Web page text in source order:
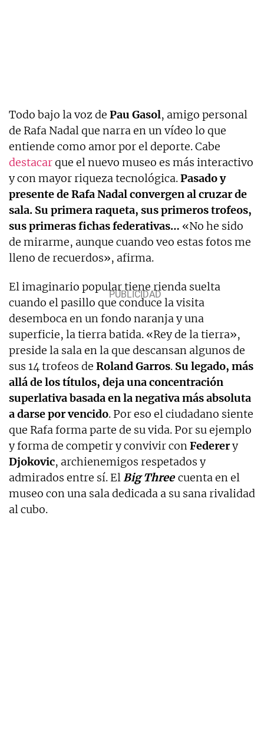
Todo bajo la voz de Pau Gasol, amigo personal
de Rafa Nadal que narra en un vídeo lo que
entiende como amor por el deporte. Cabe
destacarque el nuevo museo es más interactivo
y con mayor riqueza tecnológica.Pasado y
presente de Rafa Nadal convergen al cruzar de
sala. Su primera raqueta, sus primeros trofeos,
sus primeras fichas federativas… «No he sido
de mirarme, aunque cuando veo estas fotos me
lleno de recuerdos», afirma.
El imaginario popular tiene rienda suelta
cuando el pasillo que conduce la visita
desemboca en un fondo naranja y una
superficie, la tierra batida. «Rey de la tierra»,
preside la sala en la que descansan algunos de
sus 14 trofeos de RolandGarros. Su legado, más
allá de los títulos, deja una concentración
superlativa basada en la negativa más absoluta
a darse por vencido. Por eso el ciudadano siente
que Rafa forma parte de su vida. Por su ejemplo
y forma de competir y convivir conFederery
Djokovic, archienemigos respetados y
admirados entre sí. ElBig Three cuenta en el
museo con una sala dedicada a su sana rivalidad
al cubo.